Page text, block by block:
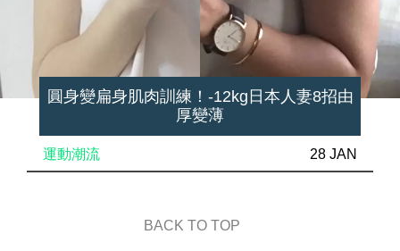
圓身變扁身肌肉訓練！-12kg日本人妻8招由
厚變薄
運動潮流 28 JAN
BACK TO TOP